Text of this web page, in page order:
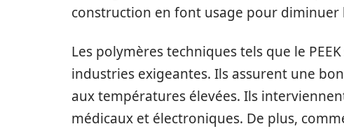
construction en font usage pour diminuer
Les polymères techniques tels que le
industries exigeantes. Ils assurent une
aux températures élevées. Ils
médicaux et électroniques. De plus,